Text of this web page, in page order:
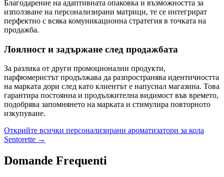
Благодарение на адаптивната опаковка и възможността за
използване на персонализирани матрици, те се интегрират
перфектно с всяка комуникационна стратегия в точката на
продажба.
Лоялност и задържане след продажбата
За разлика от други промоционални продукти,
парфюмеристът продължава да разпространява идентичността
на марката дори след като клиентът е напуснал магазина. Това
гарантира постоянна и продължителна видимост във времето,
подобрява запомнянето на марката и стимулира повторното
изкупуване.
Открийте всички персонализирани ароматизатори за кола
Sentorette →
Domande Frequenti